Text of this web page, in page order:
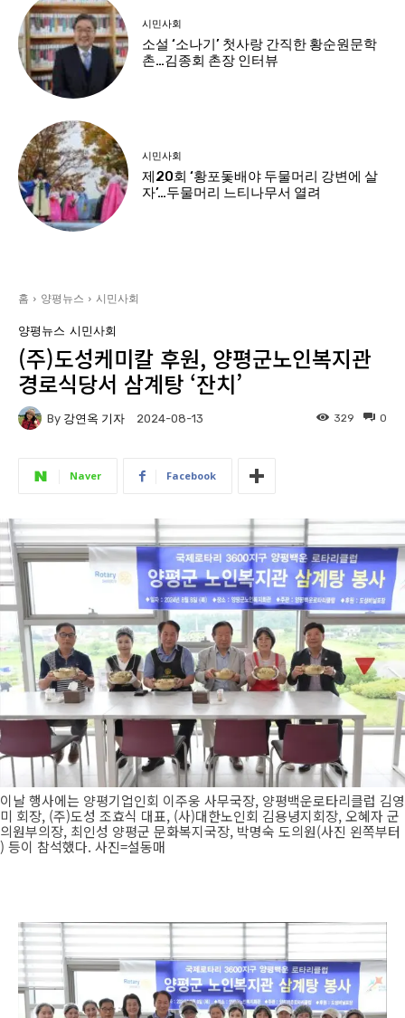
시민사회
소설 ‘소나기’ 첫사랑 간직한 황순원문학
촌…김종회 촌장 인터뷰
시민사회
제20회 ‘황포돛배야 두물머리 강변에 살
자’…두물머리 느티나무서 열려